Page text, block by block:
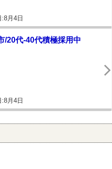
月4日
/20代-40代積極採用中
月4日